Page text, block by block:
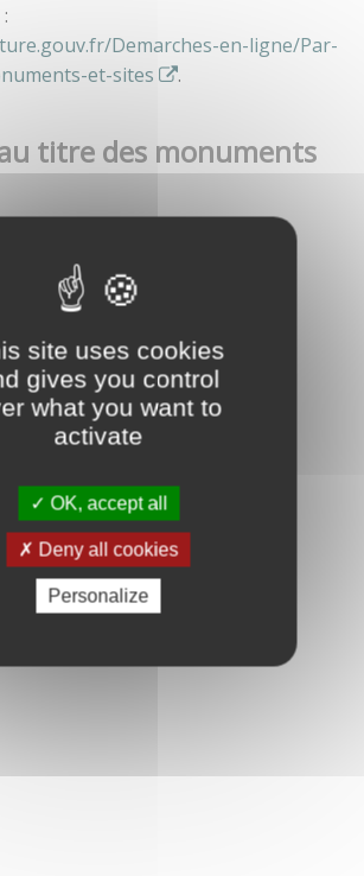
site uses cookies
gives you control
what you want to
activate
OK, accept all
Deny all cookies
Personalize
Demarches-en-ligne/Par-
et-sites
.
titre des monuments
pour le moment
sur
pour le moment